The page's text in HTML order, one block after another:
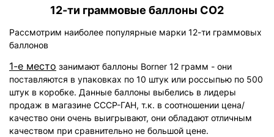
12-ти граммовые баллоны СО2
Рассмотрим наиболее популярные марки 12-ти граммовых
баллонов
1-е место занимают баллоны Borner 12 грамм - они
поставляются в упаковках по 10 штук или россыпью по 500
штук в коробке. Данные баллоны выбелись в лидеры
продаж в магазине СССР-ГАН, т.к. в соотношении цена/
качество они очень выигрывают, они обладают отличным
качеством при сравнительно не большой цене.